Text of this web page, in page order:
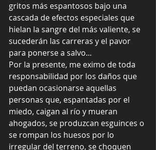
gritos más espantosos bajo una
cascada de efectos especiales que
hielan la sangre del más valiente, se
sucederán las carreras y el pavor
para ponerse a salvo...
Por la presente, me eximo de toda
responsabilidad por los daños que
puedan ocasionarse aquellas
personas que, espantadas por el
miedo, caigan al río y mueran
ahogados, se produzcan esguinces o
se rompan los huesos por lo
irregular del terreno, se choquen